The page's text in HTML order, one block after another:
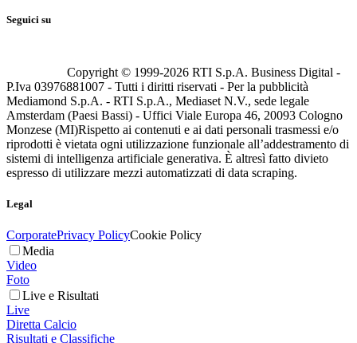
Seguici su
Copyright © 1999-2026 RTI S.p.A. Business Digital -
P.Iva 03976881007 - Tutti i diritti riservati - Per la pubblicità
Mediamond S.p.A. - RTI S.p.A., Mediaset N.V., sede legale
Amsterdam (Paesi Bassi) - Uffici Viale Europa 46, 20093 Cologno
Monzese (MI)Rispetto ai contenuti e ai dati personali trasmessi e/o
riprodotti è vietata ogni utilizzazione funzionale all’addestramento di
sistemi di intelligenza artificiale generativa. È altresì fatto divieto
espresso di utilizzare mezzi automatizzati di data scraping.
Legal
CorporatePrivacy PolicyCookie Policy
Media
Video
Foto
Live e Risultati
Live
Diretta Calcio
Risultati e Classifiche